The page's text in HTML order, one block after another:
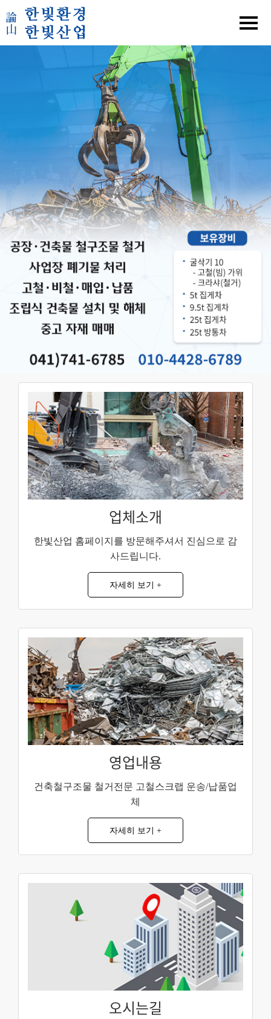
업체소개
한빛산업 홈페이지를 방문해주셔서 진심으로 감
사드립니다.
자세히 보기 +
영업내용
건축철구조물 철거전문 고철스크랩 운송/납품업
체
자세히 보기 +
오시는길